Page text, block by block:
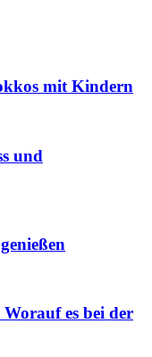
mit Kindern
und
Worauf es bei der